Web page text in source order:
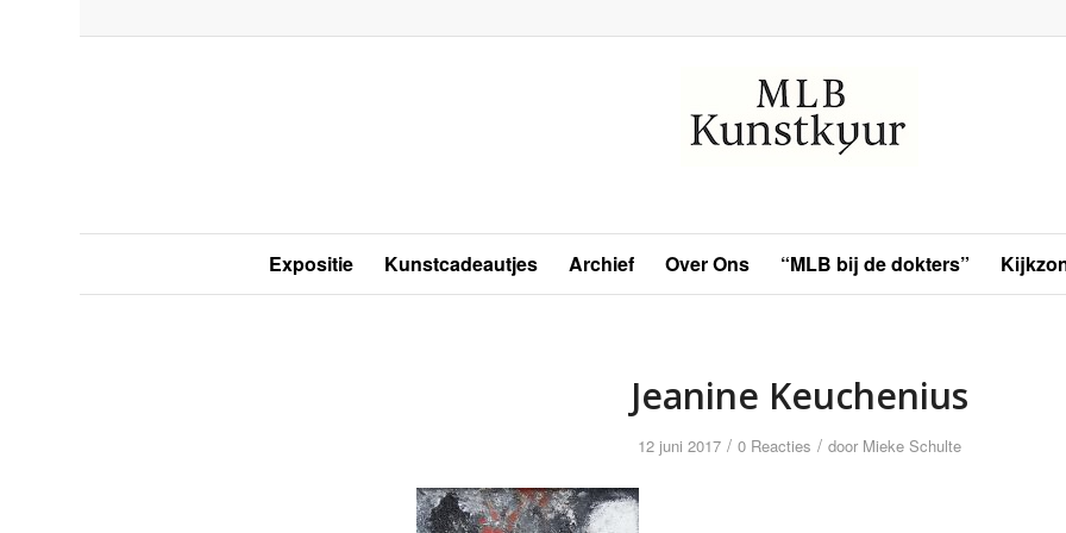
Expositie Kunstcadeautjes Archief Over Ons “MLB bij de dokters”
Jeanine Keuchenius
12 juni 2017 / 0 Reacties / door Mieke Schulte